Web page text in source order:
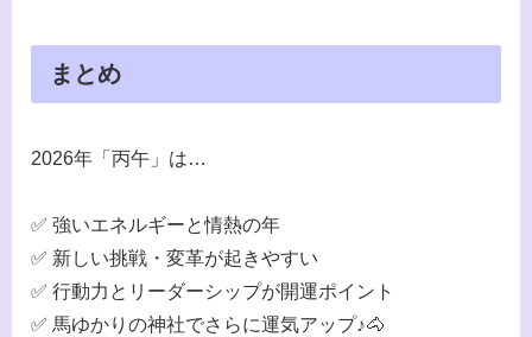
まとめ
2026年「丙午」は…
✅ 強いエネルギーと情熱の年
✅ 新しい挑戦・変革が起きやすい
✅ 行動力とリーダーシップが開運ポイント
✅ 馬ゆかりの神社でさらに運気アップ♪🐴